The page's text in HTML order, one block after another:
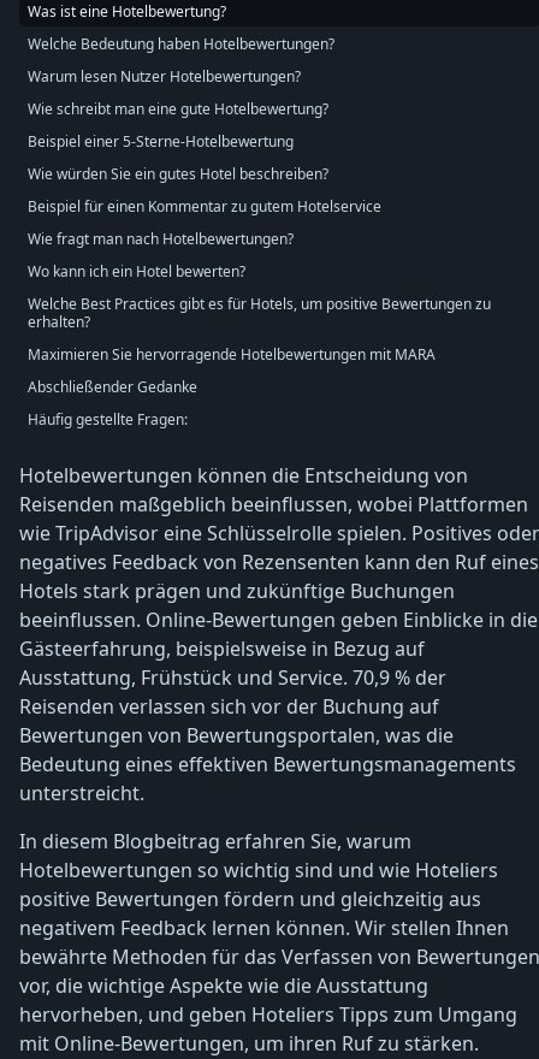
Was ist eine Hotelbewertung?
Welche Bedeutung haben Hotelbewertungen?
Warum lesen Nutzer Hotelbewertungen?
Wie schreibt man eine gute Hotelbewertung?
Beispiel einer 5-Sterne-Hotelbewertung
Wie würden Sie ein gutes Hotel beschreiben?
Beispiel für einen Kommentar zu gutem Hotelservice
Wie fragt man nach Hotelbewertungen?
Wo kann ich ein Hotel bewerten?
Welche Best Practices gibt es für Hotels, um positive Bewertungen zu
erhalten?
Maximieren Sie hervorragende Hotelbewertungen mit MARA
Abschließender Gedanke
Häufig gestellte Fragen:
Hotelbewertungen können die Entscheidung von
Reisenden maßgeblich beeinflussen, wobei Plattformen
wie TripAdvisor eine Schlüsselrolle spielen. Positives oder
negatives Feedback von Rezensenten kann den Ruf eines
Hotels stark prägen und zukünftige Buchungen
beeinflussen. Online-Bewertungen geben Einblicke in die
Gästeerfahrung, beispielsweise in Bezug auf
Ausstattung, Frühstück und Service. 70,9 % der
Reisenden verlassen sich vor der Buchung auf
Bewertungen von Bewertungsportalen, was die
Bedeutung eines effektiven Bewertungsmanagements
unterstreicht.
In diesem Blogbeitrag erfahren Sie, warum
Hotelbewertungen so wichtig sind und wie Hoteliers
positive Bewertungen fördern und gleichzeitig aus
negativem Feedback lernen können. Wir stellen Ihnen
bewährte Methoden für das Verfassen von Bewertungen
vor, die wichtige Aspekte wie die Ausstattung
hervorheben, und geben Hoteliers Tipps zum Umgang
mit Online-Bewertungen, um ihren Ruf zu stärken.